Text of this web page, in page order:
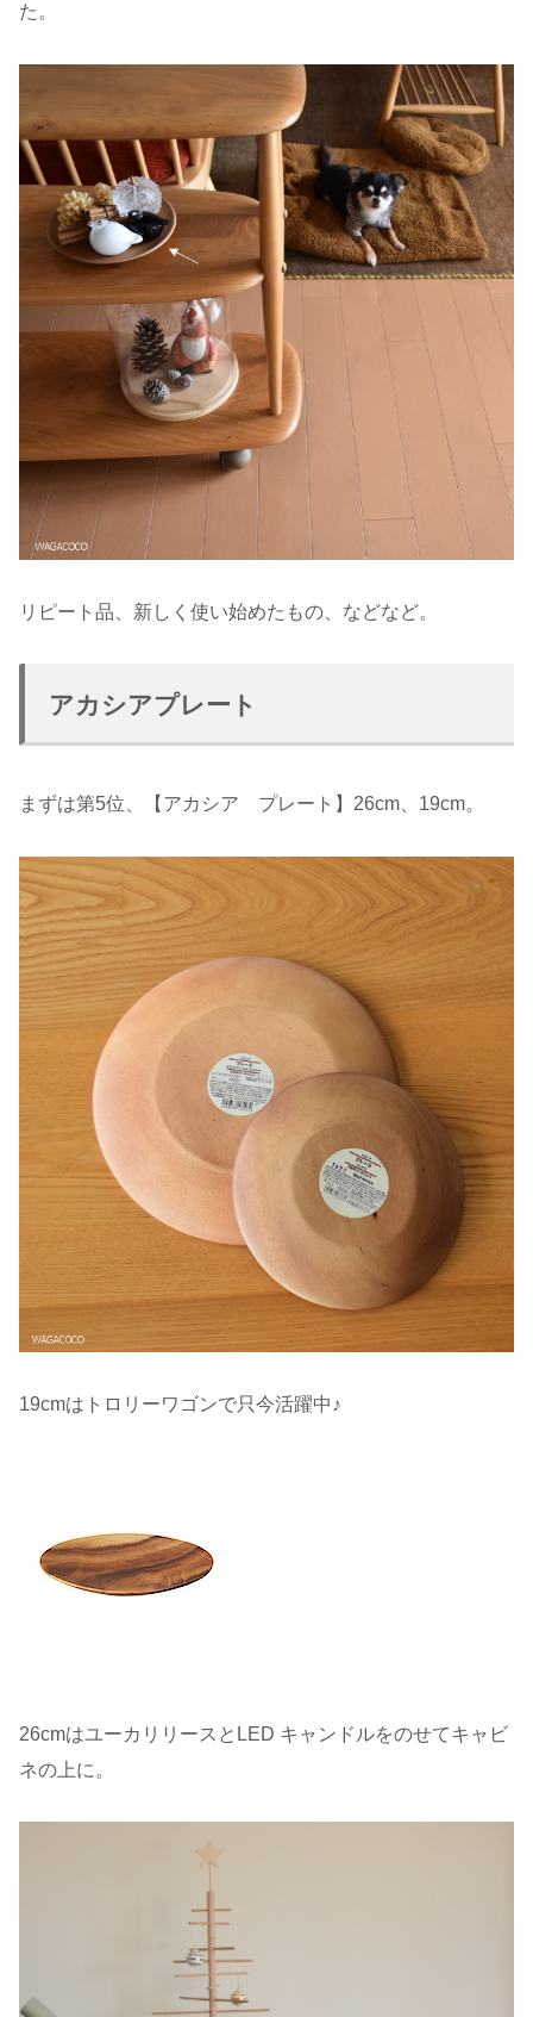
た。
リピート品、新しく使い始めたもの、などなど。
アカシアプレート
まずは第5位、【アカシア プレート】26cm、19cm。
19cmはトロリーワゴンで只今活躍中♪
26cmはユーカリリースとLED キャンドルをのせてキャビ
ネの上に。